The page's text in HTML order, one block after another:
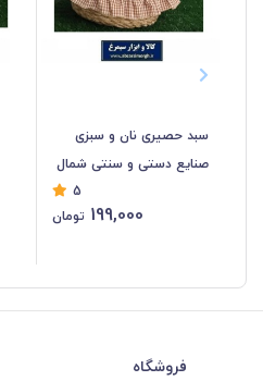
سبد حصیری نان و سبزی
صنایع دستی و سنتی شمال
5
199,000 تومان
فروشگاه